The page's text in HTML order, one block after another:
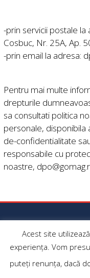
-prin servicii postale la
Cosbuc, Nr. 25A, Ap.
-prin email la adresa:
Pentru mai multe
drepturile
sa consultati politica
personale, disponibila
de-confidentialitate
responsabile cu
noastre,
Politica
Acest site
experiența. Vom
puteți renunța, dacă